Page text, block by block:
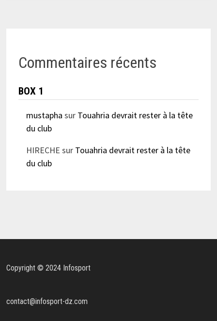
Commentaires récents
BOX 1
mustapha sur Touahria devrait rester à la tête
du club
HIRECHE sur Touahria devrait rester à la tête
du club
Copyright © 2024 Infosport
contact@infosport-dz.com